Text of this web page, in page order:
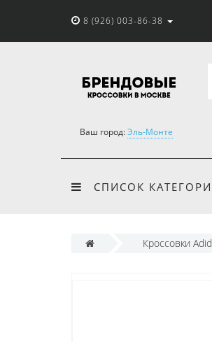
8 (926) 003-86-38
Ваш город:Эль-Монте
СПИСОК
Кроссовки